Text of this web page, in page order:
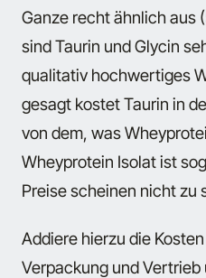
Ganze recht ähnlich aus
sind Taurin und Glycin
qualitativ hochwertiges
gesagt kostet Taurin in
von dem, was
Wheyprotein Isolat ist
Preise scheinen nicht zu
Addiere hierzu die
Verpackung und